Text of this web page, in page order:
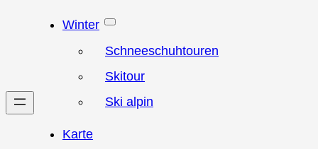
Winter
Schneeschuhtouren
Skitour
Ski alpin
Karte